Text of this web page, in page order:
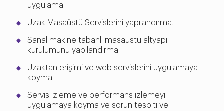
uygulama.
Uzak Masaüstü Servislerini yapılandırma.
Sanal makine tabanlı masaüstü altyapı
kurulumunu yapılandırma.
Uzaktan erişimi ve web servislerini uygulamaya
koyma.
Servis izleme ve performans izlemeyi
uygulamaya koyma ve sorun tespiti ve